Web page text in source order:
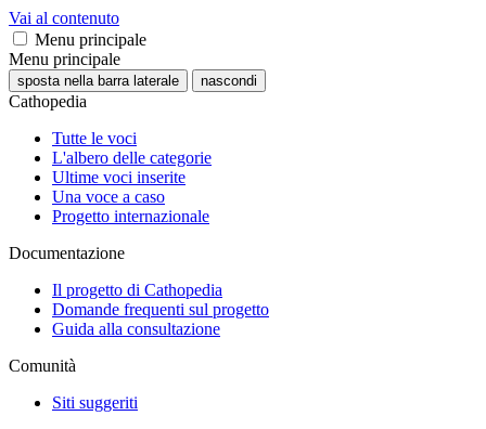
Vai al contenuto
Menu principale
Menu principale
sposta nella barra laterale nascondi
Cathopedia
Tutte le voci
L'albero delle categorie
Ultime voci inserite
Una voce a caso
Progetto internazionale
Documentazione
Il progetto di Cathopedia
Domande frequenti sul progetto
Guida alla consultazione
Comunità
Siti suggeriti